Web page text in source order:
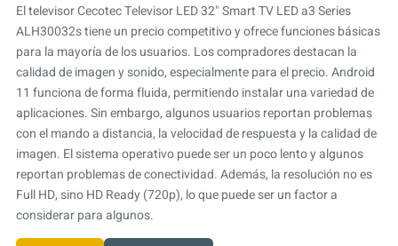
El televisor Cecotec Televisor LED 32" Smart TV LED a3 Series
ALH30032s tiene un precio competitivo y ofrece funciones básicas
para la mayoría de los usuarios. Los compradores destacan la
calidad de imagen y sonido, especialmente para el precio. Android
11 funciona de forma fluida, permitiendo instalar una variedad de
aplicaciones. Sin embargo, algunos usuarios reportan problemas
con el mando a distancia, la velocidad de respuesta y la calidad de
imagen. El sistema operativo puede ser un poco lento y algunos
reportan problemas de conectividad. Además, la resolución no es
Full HD, sino HD Ready (720p), lo que puede ser un factor a
considerar para algunos.